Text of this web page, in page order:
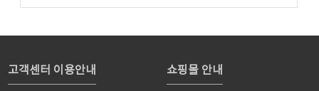
고객센터 이용안내 쇼핑몰 안내